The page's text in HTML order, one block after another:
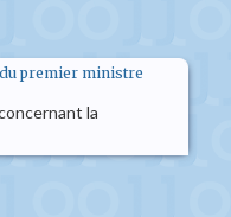
premier ministre
la